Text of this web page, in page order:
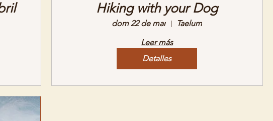
Hiking with your Dog
dom 22 de mar
Taelum
Leer más
Detalles